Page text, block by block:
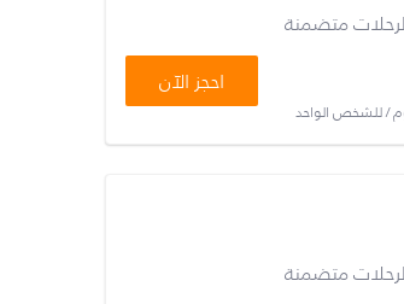
متضمنة
/ للشخص الواحد
احجز الآن
متضمنة